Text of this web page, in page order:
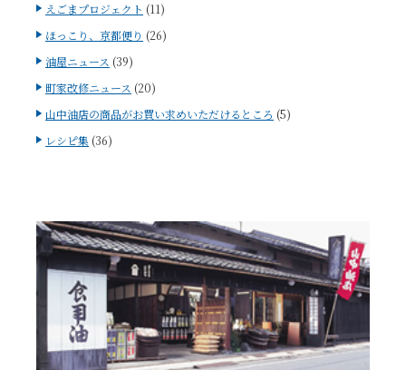
えごまプロジェクト (11)
ほっこり、京都便り (26)
油屋ニュース (39)
町家改修ニュース (20)
山中油店の商品がお買い求めいただけるところ (5)
レシピ集 (36)